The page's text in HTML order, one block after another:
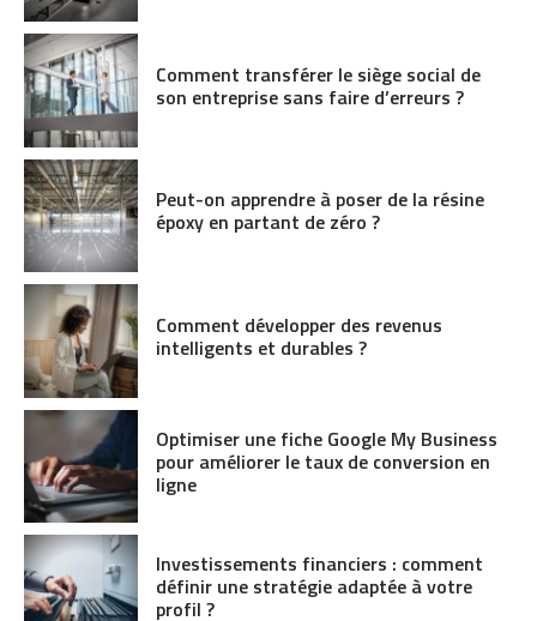
Comment transférer le siège social de
son entreprise sans faire d’erreurs ?
Peut-on apprendre à poser de la résine
époxy en partant de zéro ?
Comment développer des revenus
intelligents et durables ?
Optimiser une fiche Google My Business
pour améliorer le taux de conversion en
ligne
Investissements financiers : comment
définir une stratégie adaptée à votre
profil ?